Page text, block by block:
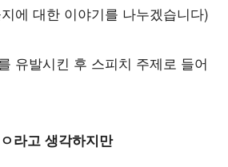
에 대한 이야기를 나누겠습니다)
유발시킨 후 스피치 주제로 들어
라고 생각하지만